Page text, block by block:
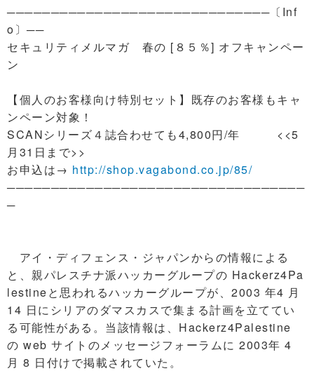
──────────────────────────────〔Inf
o〕──
セキュリティメルマガ 春の [８５％] オフキャンペー
ン
【個人のお客様向け特別セット】既存のお客様もキャ
ンペーン対象！
SCANシリーズ４誌合わせても4,800円/年 <<5
月31日まで>>
お申込は→ http://shop.vagabond.co.jp/85/
──────────────────────────────────
─
アイ・ディフェンス・ジャパンからの情報による
と、親パレスチナ派ハッカーグループの Hackerz4Pa
lestineと思われるハッカーグループが、2003 年4 月
14 日にシリアのダマスカスで集まる計画を立ててい
る可能性がある。当該情報は、Hackerz4Palestine
の web サイトのメッセージフォーラムに 2003年 4
月 8 日付けで掲載されていた。